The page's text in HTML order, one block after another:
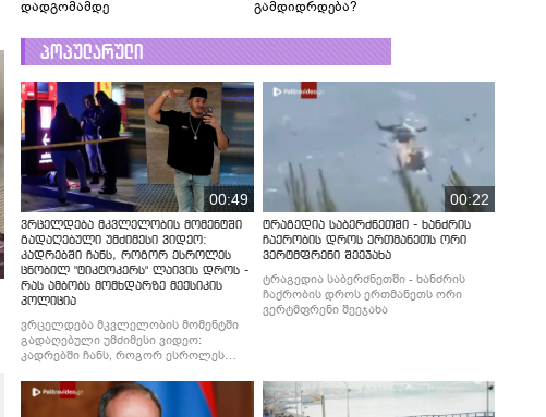
დადგომამდე
გამდიდრდება?
პოპულარული
00:49
ვრცელდება მკვლელობის მომენტში
გადაღებული უმძიმესი ვიდეო:
კადრებში ჩანს, როგორ ესროლეს
ცნობილ "ტიკტოკერს" ლაივის დროს -
რას ამბობს მომხდარზე მექსიკის
პოლიცია
ვრცელდება მკვლელობის მომენტში
გადაღებული უმძიმესი ვიდეო:
კადრებში ჩანს, როგორ ესროლეს
რას ამბობს მომხდარზე მექსიკის
პოლიცია
00:22
ტრაგედია საბერძნეთში - ხანძრის
ჩაქრობის დროს ერთმანეთს ორი
ვერტმფრენი შეეჯახა
ტრაგედია საბერძნეთში - ხანძრის
ჩაქრობის დროს ერთმანეთს ორი
ვერტმფრენი შეეჯახა